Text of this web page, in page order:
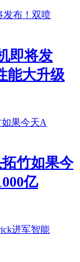
即将发
能大升级
竹如果今
亿